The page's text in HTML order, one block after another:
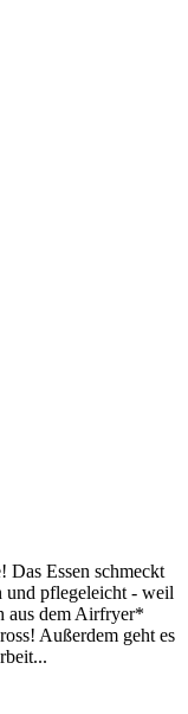
Essen schmeckt
und pflegeleicht - weil
aus dem Airfryer*
Außerdem geht es